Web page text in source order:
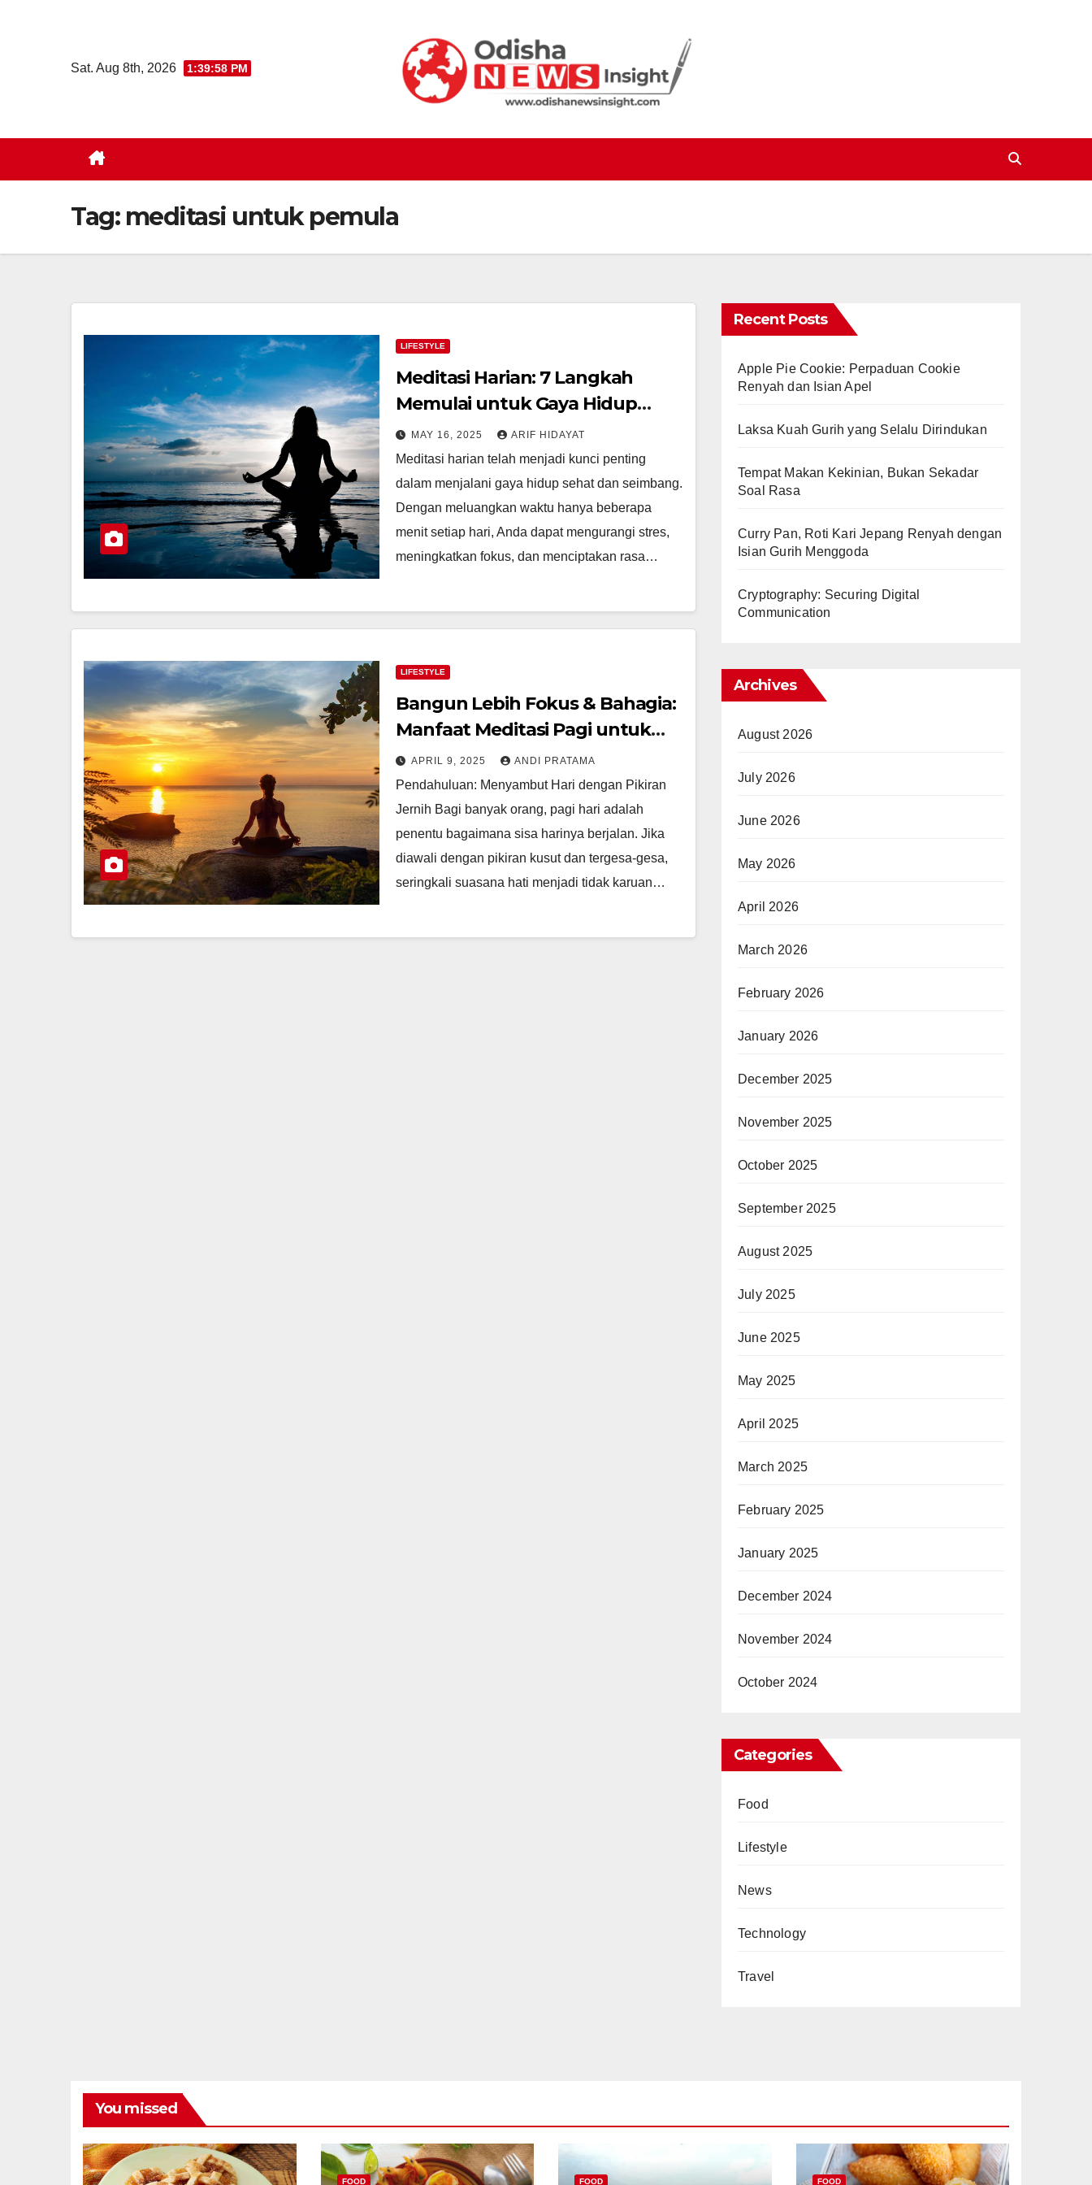
Sat. Aug 8th, 2026 1:39:59 PM
Tag: meditasi untuk pemula
LIFESTYLE
Meditasi Harian: 7 Langkah
Memulai untuk Gaya Hidup
Lebih Bahagia
MAY 16, 2025 ARIF HIDAYAT
Meditasi harian telah menjadi kunci penting
dalam menjalani gaya hidup sehat dan seimbang.
Dengan meluangkan waktu hanya beberapa
menit setiap hari, Anda dapat mengurangi stres,
meningkatkan fokus, dan menciptakan rasa…
LIFESTYLE
Bangun Lebih Fokus & Bahagia:
Manfaat Meditasi Pagi untuk
Hidup Seimbang
APRIL 9, 2025 ANDI PRATAMA
Pendahuluan: Menyambut Hari dengan Pikiran
Jernih Bagi banyak orang, pagi hari adalah
penentu bagaimana sisa harinya berjalan. Jika
diawali dengan pikiran kusut dan tergesa-gesa,
seringkali suasana hati menjadi tidak karuan…
Recent Posts
Apple Pie Cookie: Perpaduan Cookie
Renyah dan Isian Apel
Laksa Kuah Gurih yang Selalu Dirindukan
Tempat Makan Kekinian, Bukan Sekadar
Soal Rasa
Curry Pan, Roti Kari Jepang Renyah dengan
Isian Gurih Menggoda
Cryptography: Securing Digital
Communication
Archives
August 2026
July 2026
June 2026
May 2026
April 2026
March 2026
February 2026
January 2026
December 2025
November 2025
October 2025
September 2025
August 2025
July 2025
June 2025
May 2025
April 2025
March 2025
February 2025
January 2025
December 2024
November 2024
October 2024
Categories
Food
Lifestyle
News
Technology
Travel
You missed
FOOD FOOD FOOD